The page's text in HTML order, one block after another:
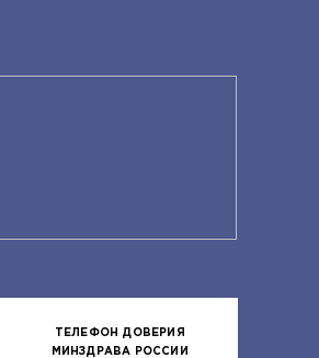
ТЕЛЕФОН ДОВЕРИЯ
МИНЗДРАВА РОССИИ